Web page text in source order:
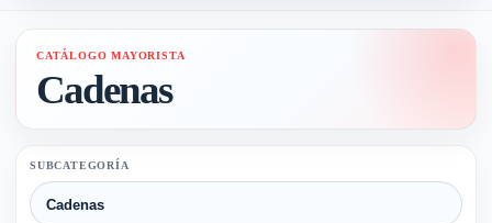
CATÁLOGO MAYORISTA
Cadenas
SUBCATEGORÍA